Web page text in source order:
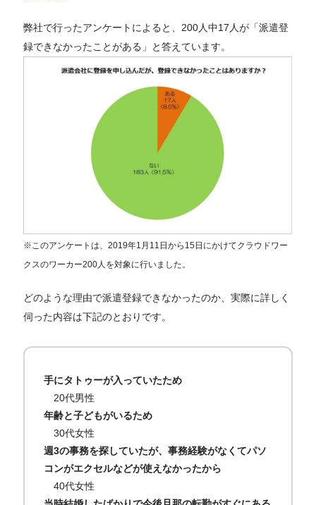
弊社で行ったアンケートによると、200人中17人が「派遣登
録できなかったことがある」と答えています。
※このアンケートは、2019年1月11日から15日にかけてクラウドワー
クスのワーカー200人を対象に行いました。
どのような理由で派遣登録できなかったのか、実際に詳しく
伺った内容は下記のとおりです。
手にタトゥーが入っていたため
20代男性
年齢と子どもがいるため
30代女性
週3の事務を探していたが、事務経験がなくてパソ
コンがエクセルなどが使えなかったから
40代女性